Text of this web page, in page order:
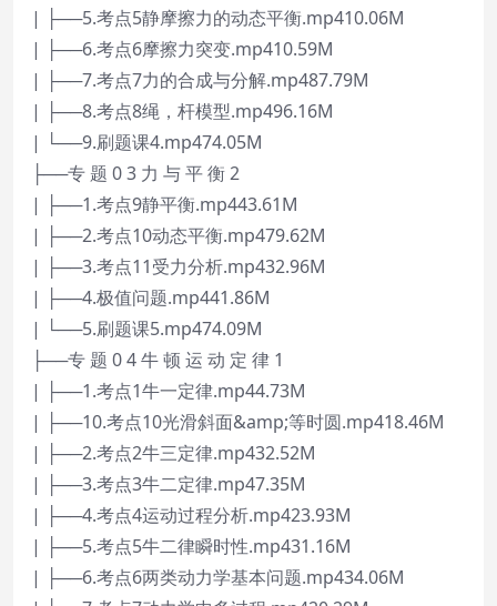
| ├──5.考点5静摩擦力的动态平衡.mp410.06M
| ├──6.考点6摩擦力突变.mp410.59M
| ├──7.考点7力的合成与分解.mp487.79M
| ├──8.考点8绳，杆模型.mp496.16M
| └──9.刷题课4.mp474.05M
├──专 题 0 3 力 与 平 衡 2
| ├──1.考点9静平衡.mp443.61M
| ├──2.考点10动态平衡.mp479.62M
| ├──3.考点11受力分析.mp432.96M
| ├──4.极值问题.mp441.86M
| └──5.刷题课5.mp474.09M
├──专 题 0 4 牛 顿 运 动 定 律 1
| ├──1.考点1牛一定律.mp44.73M
| ├──10.考点10光滑斜面&amp;等时圆.mp418.46M
| ├──2.考点2牛三定律.mp432.52M
| ├──3.考点3牛二定律.mp47.35M
| ├──4.考点4运动过程分析.mp423.93M
| ├──5.考点5牛二律瞬时性.mp431.16M
| ├──6.考点6两类动力学基本问题.mp434.06M